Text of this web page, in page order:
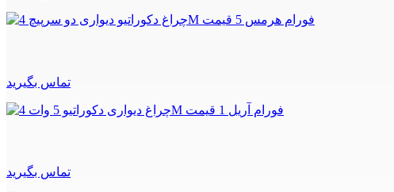
تماس بگیرید
تماس بگیرید